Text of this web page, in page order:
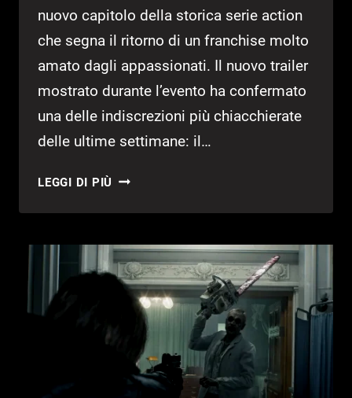
nuovo capitolo della storica serie action
che segna il ritorno di un franchise molto
amato dagli appassionati. Il nuovo trailer
mostrato durante l’evento ha confermato
una delle indiscrezioni più chiacchierate
delle ultime settimane: il…
LEGGI DI PIÙ ONIMUSHA
OF
SWORD
HA
UNA
DATA:
DISPONIBILE
SUBITO